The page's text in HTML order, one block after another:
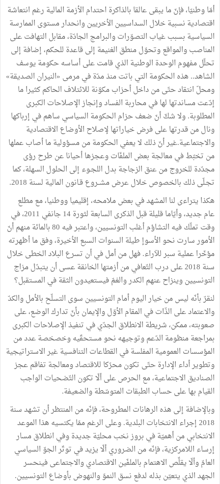
أمّا وطنيّا، فإنّ ما يبقى عالقا بالذاكرة احتدام الأزمة المالية رغم انتعاشة
اقتصادية نسبية خلال السداسيين الأخريين وانحدار مستوى الممارسة
السياسية بسبب غياب التصوّرات والبرامج الجادّة، مقابل التهافت على
المناصب والمواقع وتحوّل منطق الغنيمة إلى قاعدة للحكم، إضافة إلى
تحلّل مفهوم الوحدة الوطنية الذي قامت على أساسه حكومة يوسف
الشاهد.. هذه الحكومة التي باتت منذ مدّة في مرمى «النيران الصديقة»
ومحلّ انتقاد حتّى من داخل أحزاب مكوّنة للائتلاف الحاكم كثيرا ما
إدّعت مساندتها لها في محاربة الفساد وإنجاز الإصلاحات الكبرى
المطلوبة. ولا شكّ أنّ ضعف حزام الحكومة السياسي ساهم في إرباكها
ونال من قدرتها على فرض خياراتها لإصلاح الأوضاع الاقتصادية
والاجتماعية.غير أنّ ذلك لا يعفي الحكومة من مسؤولية ما أصاب عملها
من تخبّط في معالجة بعض الملفّات وعجزها أحيانا عن طرح رؤى
مجدّدة للخروج من عنق الزجاجة بدل اللجـوء إلى الحلول السهلة، كما
تجـلّى ذلك بالخصوص خلال عرض مشــروع قـانون المالية لسنة 2018.
هكذا يتراءى لنا المشهد في بعض ملامحه، إقليميا ووطنيا، مع مطلع
عام جديد، وأيّاما قليلة قبل الذكرى السابعة لثورة 14 جانفي 2011، في
وقت تملّك فيه التشاؤم أغلب التونسيين، واعتبر فيه 80 بالمائة منهم أنّ
الأمور سارت نحو الأسوإ طيلة السنوات السبع الأخيرة، وفق ما أظهرته
مؤخّرا عملية سبر للآراء. فهل من أمل في أن تسرع البلاد الخطى خلال
سنة 2018 على درب التّعافي من أزمتها الخانقة عسى أن يتبدّل مزاج
التونسيين وينزاح عنهم الكدر والغمّ فيستعيدون الثقة في المستقبل؟
لنقرّ بأنّه ليس من خيار اليوم أمام التونسيين سوى التسلّح بالأمل والكدّ
والاعتماد على الذّات في المقام الأوّل والإيمان بأنّ تدارك الوضع، على
صعوبته، ممكن، شريطة الانطلاق الجدّي في تنفيذ الإصلاحات الكبرى
بمراجعة منظومة الدّعم وتوجيهه نحو مستحقّيه وخصخصة عدد من
المؤسسات العمومية المفلسة في القطاعات التنافسية غير الاستراتيجية
وتطوير أداء الإدارة حتّى تكون محرّكا للاقتصاد ومعالجة تفاقم عجز
الصناديق الاجتماعية، مع الحرص على ألّا تكون التّضحيات الواجب
القيام بها على حساب الطبقات المتوسّطة والضعيفة.
وبالإضافة إلى هذه الرهانات المطروحة، فإنّه من المنتظر أن تشهد سنة
2018 إجراء الانتخابات البلدية. وعلى الرغم ممّا يكتسيه هذا الموعد
الانتخابي من أهميّة في بروز نخب محليّة جديدة وفي انطلاق مسار
إرساء اللامركزية، فإنّه من الضروري ألّا يزيد في توتّر الجوّ السياسي
العامّ وألّا يقلِّص الاهتمام بالملفّين الاقتصادي والاجتماعى فينحسر
الجهد الذي يتعيّن بذله لدفع نسق النموّ والنهوض بأوضاع التونسيين.